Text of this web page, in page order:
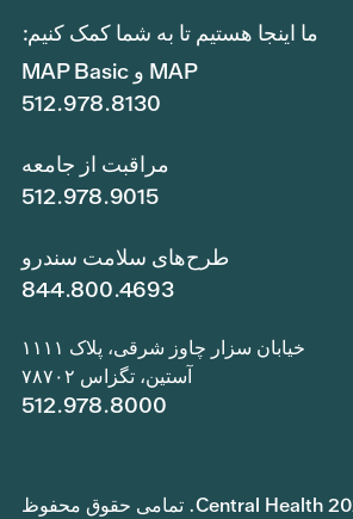
ما اینجا هستیم تا به شما کمک کنیم:
MAP و MAP Basic
512.978.8130
مراقبت از جامعه
512.978.9015
طرح‌های سلامت سندرو
844.800.4693
خیابان سزار چاوز شرقی، پلاک ۱۱۱۱
آستین، تگزاس ۷۸۷۰۲
512.978.8000
کپی‌رایت © 2026 Central Health. تمامی حقوق محفوظ